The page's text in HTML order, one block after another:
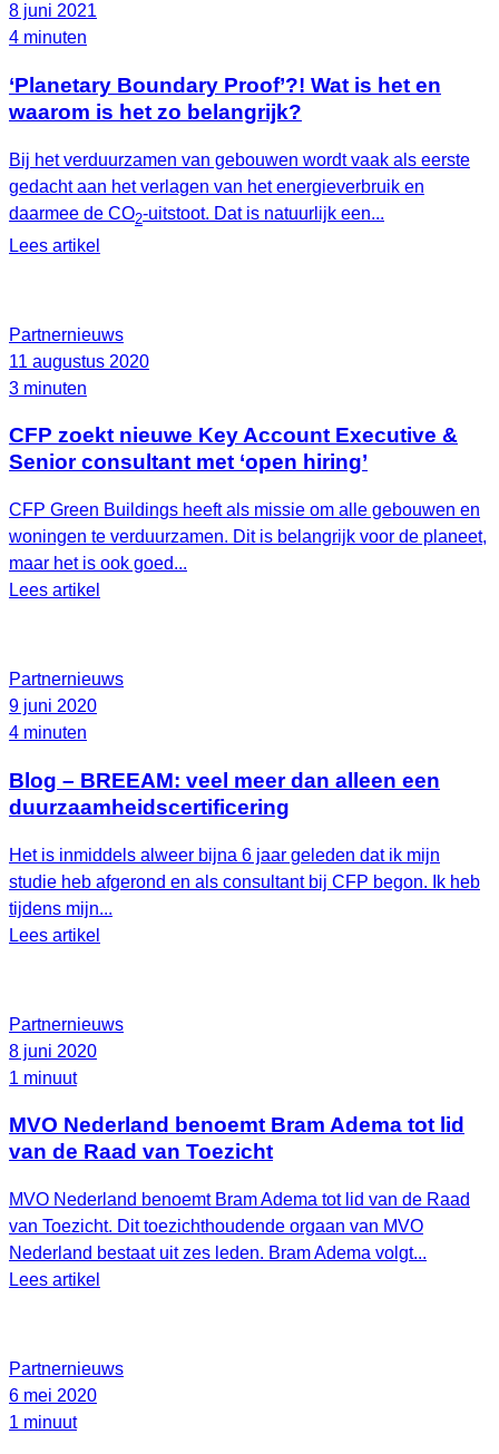
8 juni 2021
4 minuten
‘Planetary Boundary Proof’?! Wat is het en
waarom is het zo belangrijk?
Bij het verduurzamen van gebouwen wordt vaak als eerste
gedacht aan het verlagen van het energieverbruik en
daarmee de CO2-uitstoot. Dat is natuurlijk een...
Lees artikel
Partnernieuws
11 augustus 2020
3 minuten
CFP zoekt nieuwe Key Account Executive &
Senior consultant met ‘open hiring’
CFP Green Buildings heeft als missie om alle gebouwen en
woningen te verduurzamen. Dit is belangrijk voor de planeet,
maar het is ook goed...
Lees artikel
Partnernieuws
9 juni 2020
4 minuten
Blog – BREEAM: veel meer dan alleen een
duurzaamheidscertificering
Het is inmiddels alweer bijna 6 jaar geleden dat ik mijn
studie heb afgerond en als consultant bij CFP begon. Ik heb
tijdens mijn...
Lees artikel
Partnernieuws
8 juni 2020
1 minuut
MVO Nederland benoemt Bram Adema tot lid
van de Raad van Toezicht
MVO Nederland benoemt Bram Adema tot lid van de Raad
van Toezicht. Dit toezichthoudende orgaan van MVO
Nederland bestaat uit zes leden. Bram Adema volgt...
Lees artikel
Partnernieuws
6 mei 2020
1 minuut